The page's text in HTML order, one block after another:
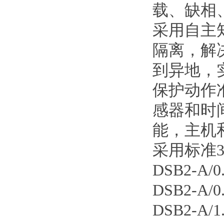
载、缺相
采用自主
隔离，解
到异地，
保护动作
感器和时
能，主机
采用标准
DSB2-A/
DSB2-A/
DSB2-A/